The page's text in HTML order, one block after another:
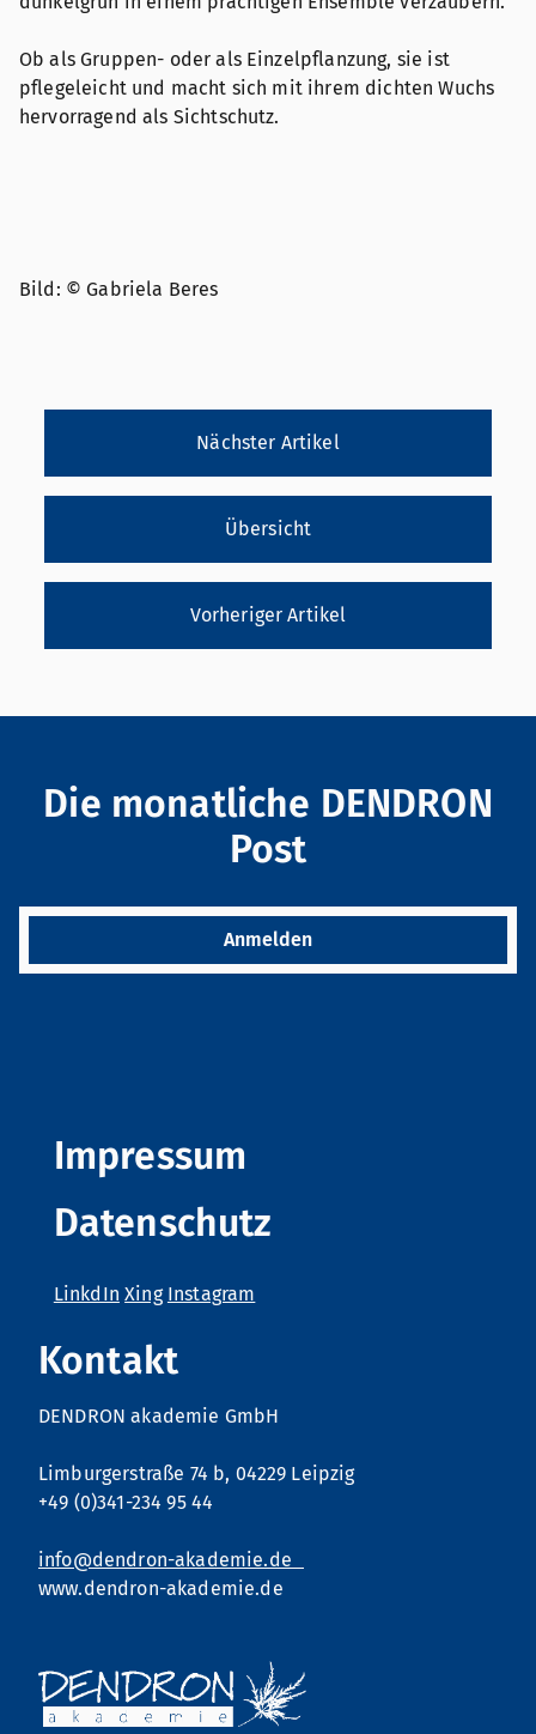
Ob als Gruppen- oder als Einzelpflanzung, sie ist
pflegeleicht und macht sich mit ihrem dichten Wuchs
hervorragend als Sichtschutz.
Bild: © Gabriela Beres
Nächster Artikel
Übersicht
Vorheriger Artikel
Die monatliche DENDRON
Post
Gib bitte folgenden Code ein:
Datenschutzgelesen und akzeptiert
Anmelden
Impressum
Datenschutz
LinkdIn Xing Instagram
Kontakt
DENDRON akademie GmbH
Limburgerstraße 74 b, 04229 Leipzig
+49 (0)341-234 95 44
info@dendron-akademie.de
www.dendron-akademie.de